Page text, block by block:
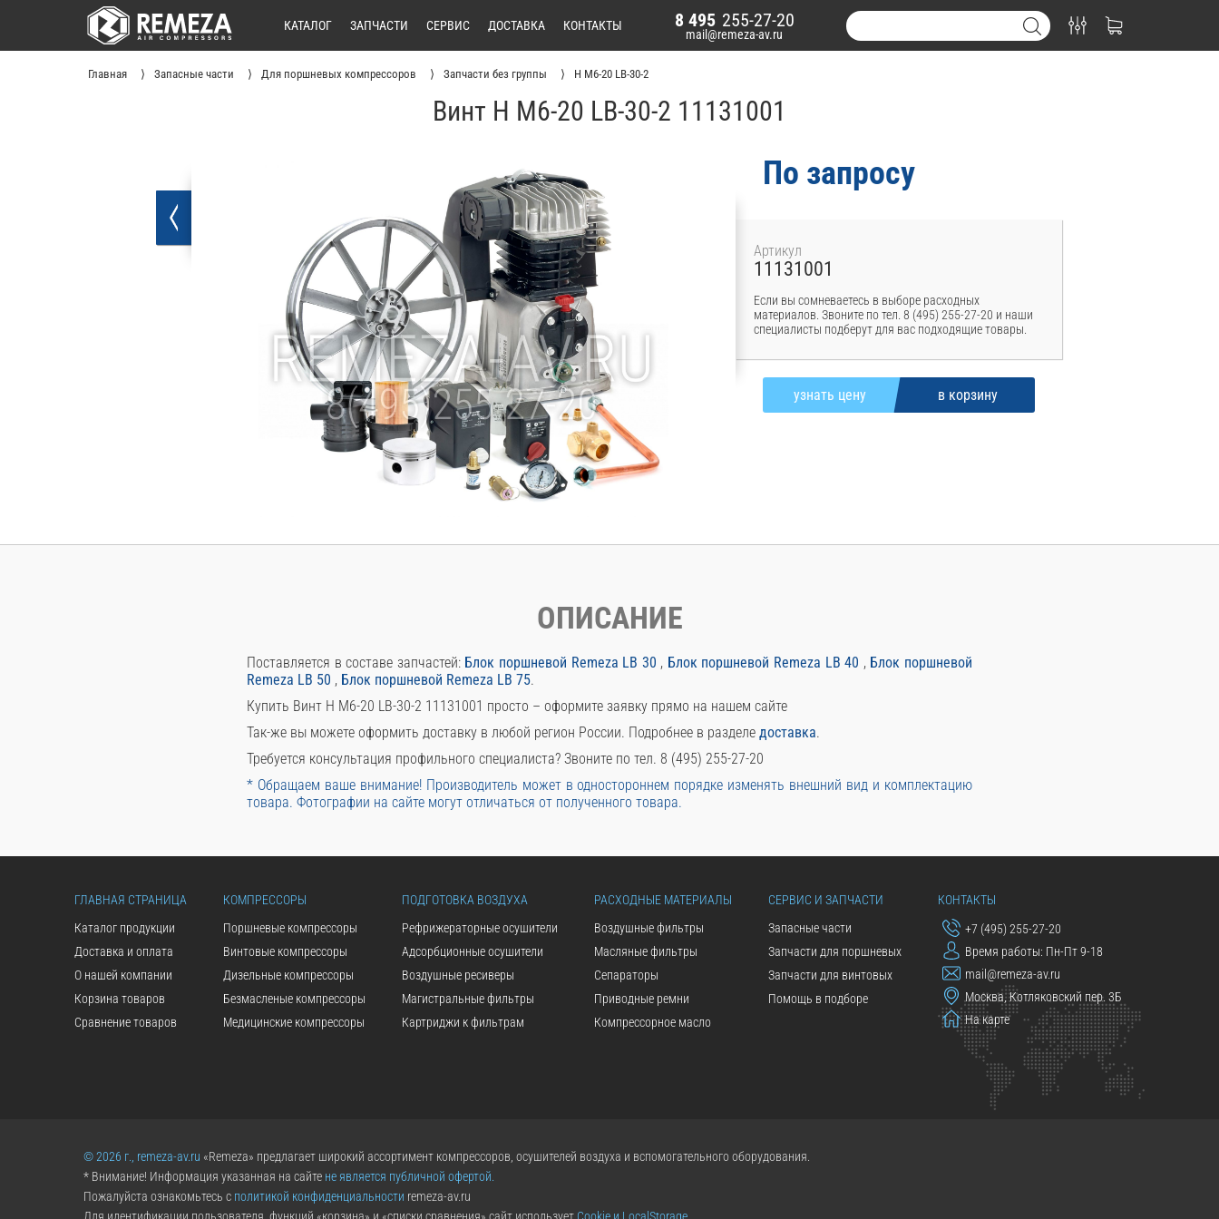
КАТАЛОГ ЗАПЧАСТИ СЕРВИС ДОСТАВКА КОНТАКТЫ 8 495 255-27-20
mail@remeza-av.ru
Главная Запасные части Для поршневых компрессоров Запчасти без группы H M6-20 LB-30-2
Винт H M6-20 LB-30-2 11131001
По запросу
Артикул
11131001
Если вы сомневаетесь в выборе расходных
материалов. Звоните по тел. 8 (495) 255-27-20 и наши
специалисты подберут для вас подходящие товары.
ОПИСАНИЕ
Поставляется в составе запчастей: Блок поршневой Remeza LB 30 , Блок поршневой Remeza LB 40 , Блок поршневой
Remeza LB 50 , Блок поршневой Remeza LB 75.
Купить Винт H M6-20 LB-30-2 11131001 просто – оформите заявку прямо на нашем сайте
Так-же вы можете оформить доставку в любой регион России. Подробнее в разделе доставка.
Требуется консультация профильного специалиста? Звоните по тел. 8 (495) 255-27-20
* Обращаем ваше внимание! Производитель может в одностороннем порядке изменять внешний вид и комплектацию
товара. Фотографии на сайте могут отличаться от полученного товара.
ГЛАВНАЯ СТРАНИЦА
Каталог продукции
Доставка и оплата
О нашей компании
Корзина товаров
Сравнение товаров
КОМПРЕССОРЫ
Поршневые компрессоры
Винтовые компрессоры
Дизельные компрессоры
Безмасленые компрессоры
Медицинские компрессоры
ПОДГОТОВКА ВОЗДУХА
Рефрижераторные осушители
Адсорбционные осушители
Воздушные ресиверы
Магистральные фильтры
Картриджи к фильтрам
РАСХОДНЫЕ МАТЕРИАЛЫ
Воздушные фильтры
Масляные фильтры
Сепараторы
Приводные ремни
Компрессорное масло
СЕРВИС И ЗАПЧАСТИ
Запасные части
Запчасти для поршневых
Запчасти для винтовых
Помощь в подборе
КОНТАКТЫ
+7 (495) 255-27-20
Время работы: Пн-Пт 9-18
mail@remeza-av.ru
Москва, Котляковский пер. 3Б
На карте
© 2026 г., remeza-av.ru «Remeza» предлагает широкий ассортимент компрессоров, осушителей воздуха и вспомогательного оборудования.
* Внимание! Информация указанная на сайте не является публичной офертой.
Пожалуйста ознакомьтесь с политикой конфиденциальности remeza-av.ru